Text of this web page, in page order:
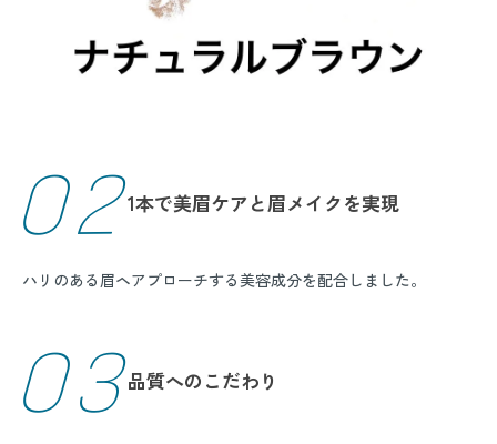
021本で美眉ケアと眉メイクを実現
ハリのある眉ヘアプローチする美容成分を配合しました。
03品質へのこだわり